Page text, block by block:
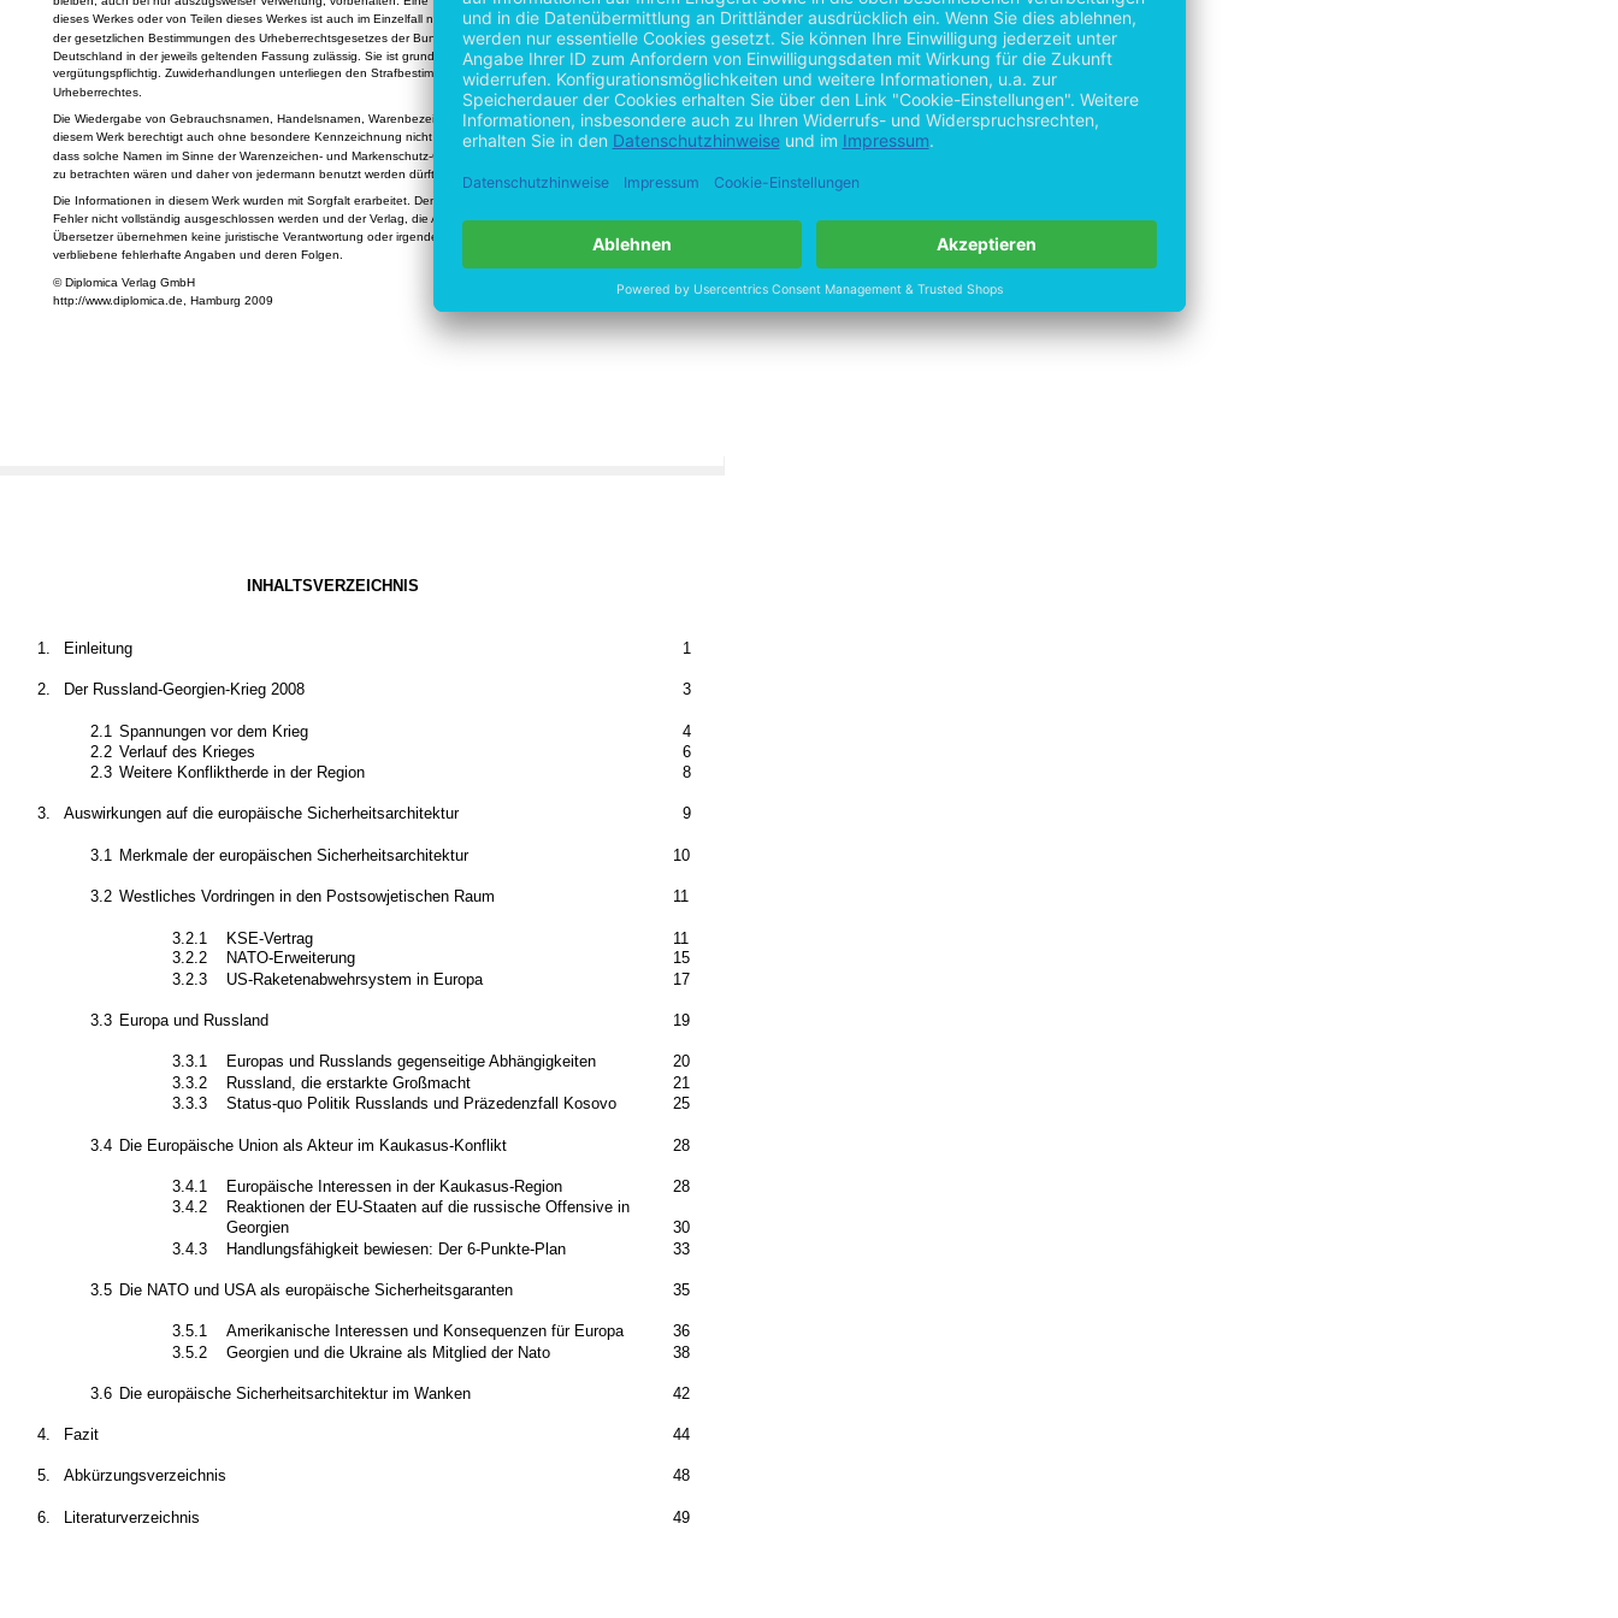
dieses Werkes oder von Teilen dieses Werkes ist auch im Einzelfall nur in den Grenzen
der gesetzlichen Bestimmungen des Urheberrechtsgesetzes der Bundesrepublik
Deutschland in der jeweils geltenden Fassung zulässig. Sie ist grundsätzlich
vergütungspflichtig. Zuwiderhandlungen unterliegen den Strafbestimmungen des
Urheberrechtes.
Die Wiedergabe von Gebrauchsnamen, Handelsnamen, Warenbezeichnungen usw. in
diesem Werk berechtigt auch ohne besondere Kennzeichnung nicht zu der Annahme,
dass solche Namen im Sinne der Warenzeichen- und Markenschutz-Gesetzgebung als frei
zu betrachten wären und daher von jedermann benutzt werden dürften.
Die Informationen in diesem Werk wurden mit Sorgfalt erarbeitet. Dennoch können
Fehler nicht vollständig ausgeschlossen werden und der Verlag, die Autoren oder
Übersetzer übernehmen keine juristische Verantwortung oder irgendeine Haftung für evtl.
verbliebene fehlerhafte Angaben und deren Folgen.
© Diplomica Verlag GmbH
http://www.diplomica.de, Hamburg 2009
INHALTSVERZEICHNIS
1. Einleitung
2. Der Russland-Georgien-Krieg 2008
2.1 Spannungen vor dem Krieg
2.2 Verlauf des Krieges
2.3 Weitere Konfliktherde in der Region
3. Auswirkungen auf die europäische Sicherheitsarchitektur
3.1 Merkmale der europäischen Sicherheitsarchitektur
3.2 Westliches Vordringen in den Postsowjetischen Raum
3.2.1
KSE-Vertrag
3.2.2
NATO-Erweiterung
3.2.3
US-Raketenabwehrsystem in Europa
3.3 Europa und Russland
3.3.1
Europas und Russlands gegenseitige Abhängigkeiten
3.3.2
Russland, die erstarkte Großmacht
3.3.3
Status-quo Politik Russlands und Präzedenzfall Kosovo
3.4 Die Europäische Union als Akteur im Kaukasus-Konflikt
3.4.1
Europäische Interessen in der Kaukasus-Region
3.4.2
Reaktionen der EU-Staaten auf die russische Offensive in
Georgien
3.4.3
Handlungsfähigkeit bewiesen: Der 6-Punkte-Plan
3.5 Die NATO und USA als europäische Sicherheitsgaranten
3.5.1
Amerikanische Interessen und Konsequenzen für Europa
3.5.2
Georgien und die Ukraine als Mitglied der Nato
3.6 Die europäische Sicherheitsarchitektur im Wanken
4. Fazit
5. Abkürzungsverzeichnis
6. Literaturverzeichnis
1
3
4
6
8
9
10
11
11
15
17
19
20
21
25
28
28
30
33
35
36
38
42
44
48
49